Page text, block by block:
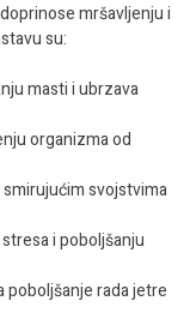
mršavljenju i
su:
masti i ubrzava
organizma od
svojstvima
i poboljšanju
poboljšanje rada jetre